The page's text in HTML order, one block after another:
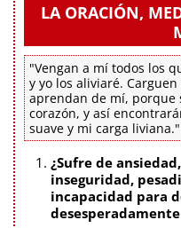
LA ORACIÓN,
"Vengan a mí todos los
y yo los aliviaré.
aprendan de mí, porque
corazón, y así
suave y mi carga liviana."
¿Sufre de
inseguridad,
incapacidad para